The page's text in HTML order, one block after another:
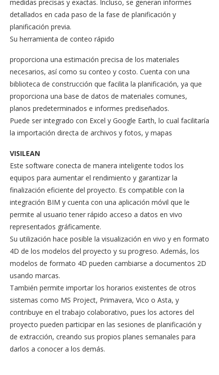
medidas precisas y exactas. Incluso, se generan informes
detallados en cada paso de la fase de planificación y
planificación previa.
Su herramienta de conteo rápido
proporciona una estimación precisa de los materiales
necesarios, así como su conteo y costo. Cuenta con una
biblioteca de construcción que facilita la planificación, ya que
proporciona una base de datos de materiales comunes,
planos predeterminados e informes prediseñados.
Puede ser integrado con Excel y Google Earth, lo cual facilitaría
la importación directa de archivos y fotos, y mapas
VISILEAN
Este software conecta de manera inteligente todos los
equipos para aumentar el rendimiento y garantizar la
finalización eficiente del proyecto. Es compatible con la
integración BIM y cuenta con una aplicación móvil que le
permite al usuario tener rápido acceso a datos en vivo
representados gráficamente.
Su utilización hace posible la visualización en vivo y en formato
4D de los modelos del proyecto y su progreso. Además, los
modelos de formato 4D pueden cambiarse a documentos 2D
usando marcas.
También permite importar los horarios existentes de otros
sistemas como MS Project, Primavera, Vico o Asta, y
contribuye en el trabajo colaborativo, pues los actores del
proyecto pueden participar en las sesiones de planificación y
de extracción, creando sus propios planes semanales para
darlos a conocer a los demás.